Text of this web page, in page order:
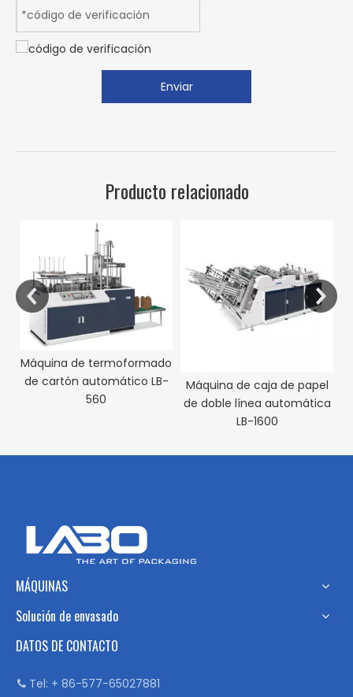
Enviar
Producto relacionado
Máquina de termoformado
de cartón automático LB-
560
Máquina de caja de papel
de doble línea automática
LB-1600
MÁQUINAS
Solución de envasado
DATOS DE CONTACTO
 Tel: + 86-577-65027881